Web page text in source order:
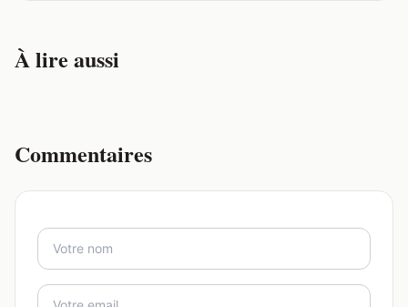
À lire aussi
Commentaires